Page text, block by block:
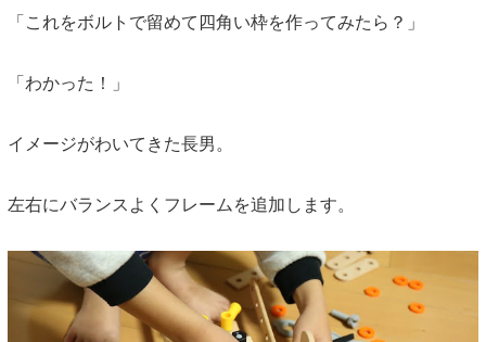
「これをボルトで留めて四角い枠を作ってみたら？」
「わかった！」
イメージがわいてきた長男。
左右にバランスよくフレームを追加します。